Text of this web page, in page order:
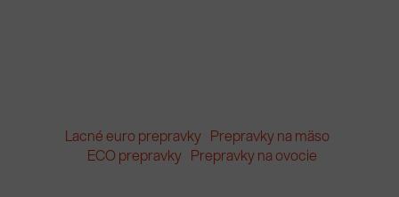
Lacné euro prepravky Prepravky na mäso
ECO prepravky Prepravky na ovocie